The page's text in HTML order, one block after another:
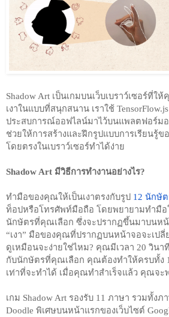
Shadow Art เป็นเกมบนเว็บเบราว์เซอร์ที่
เงาในแบบที่สนุกสนาน เราใช้
ประสบการณ์ออฟไลน์มาไว้บนแพลตฟอร์มอ
ช่วยให้การสร้างและฝึกรูปแบบการเรียนรู้ข
โดยตรงในเบราว์เซอร์ทำได้ง่าย
Shadow Art มีวิธีการทำงานอย่างไร?
ทำมือของคุณให้เป็นเงาตรงกับรูป 12 นักษั
ท็อปหรือโทรศัพท์มือถือ โดยพยายามทำมือ
นักษัตรที่คุณเลือก ซึ่งจะปรากฏขึ้นมาบนหน้
“เงา” มือของคุณที่ปรากฏบนหน้าจอจะเป
ดูเหมือนจะง่ายใช่ไหม? คุณมีเวลา 20 วินา
กับนักษัตรที่คุณเลือก คุณต้องทำให้ครบทั้ง
เท่าที่จะทำได้ เมื่อคุณทำสำเร็จแล้ว คุณจะ
เกม Shadow Art รองรับ 11 ภาษา รวมทั้ง
Doodle พิเศษบนหน้าแรกของเว็บไซต์